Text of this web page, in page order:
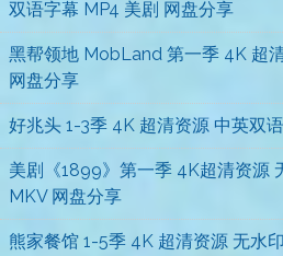
双语字幕 MP4 美剧 网盘分享
黑帮领地 MobLand 第一季 4K 超
网盘分享
好兆头 1-3季 4K 超清资源 中英双
美剧《1899》第一季 4K超清资源
MKV 网盘分享
熊家餐馆 1-5季 4K 超清资源 无水